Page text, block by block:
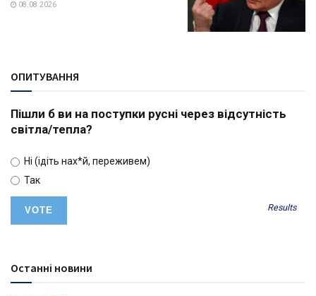
08.08.2026
ОПИТУВАННЯ
Пішли б ви на поступки русні через відсутність
світла/тепла?
Ні (ідіть нах*й, переживем)
Так
Results
Останні новини